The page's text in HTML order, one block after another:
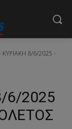
ΚΥΡΙΑΚΗ 8/6/2025 -
6/2025